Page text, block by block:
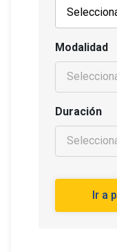
Modalidad
Duración